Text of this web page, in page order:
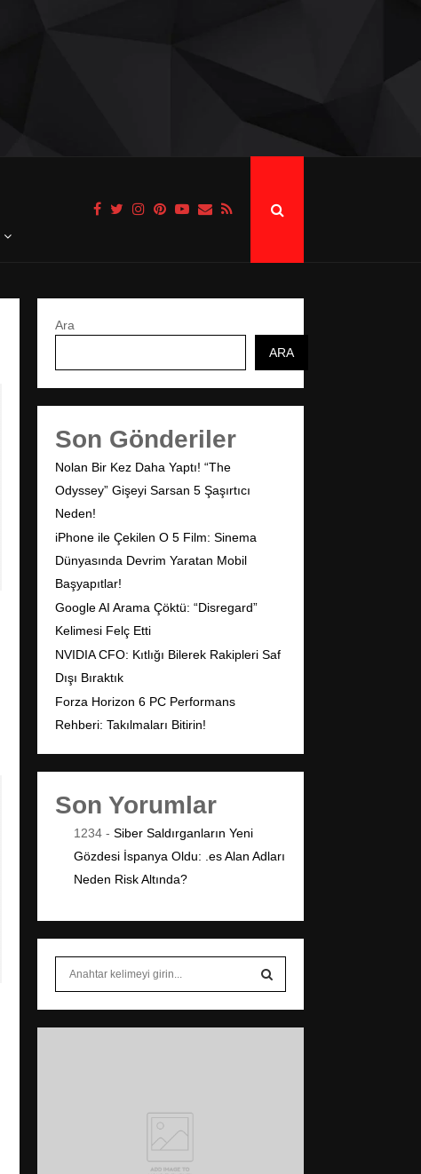
Ara
ARA
Son Gönderiler
Nolan Bir Kez Daha Yaptı! “The
Odyssey” Gişeyi Sarsan 5 Şaşırtıcı
Neden!
iPhone ile Çekilen O 5 Film: Sinema
Dünyasında Devrim Yaratan Mobil
Başyapıtlar!
Google AI Arama Çöktü: “Disregard”
Kelimesi Felç Etti
NVIDIA CFO: Kıtlığı Bilerek Rakipleri Saf
Dışı Bıraktık
Forza Horizon 6 PC Performans
Rehberi: Takılmaları Bitirin!
Son Yorumlar
1234 - Siber Saldırganların Yeni
Gözdesi İspanya Oldu: .es Alan Adları
Neden Risk Altında?
S